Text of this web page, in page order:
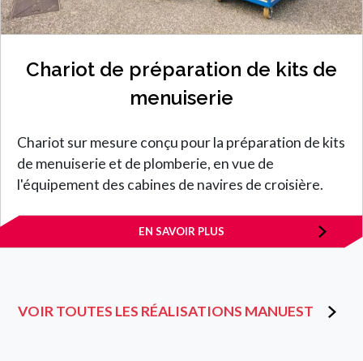
Chariot de préparation de kits de
menuiserie
Chariot sur mesure conçu pour la préparation de kits
de menuiserie et de plomberie, en vue de
l'équipement des cabines de navires de croisière.
EN SAVOIR PLUS
VOIR TOUTES LES RÉALISATIONS MANUEST